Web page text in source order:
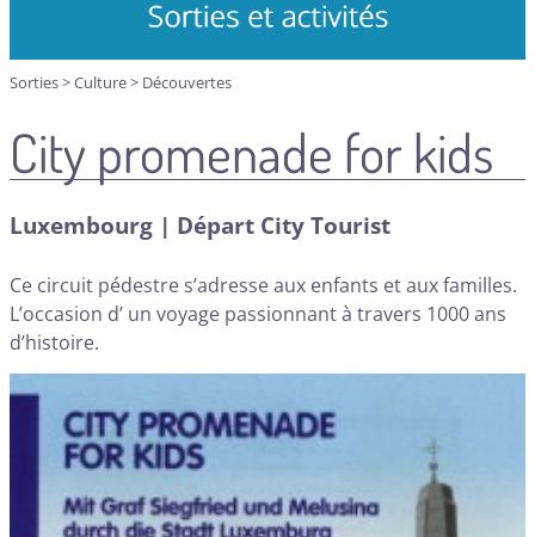
Sorties>Culture> Découvertes
City promenade for kids
Luxembourg | Départ City Tourist
Ce circuit pédestre s’adresse aux enfants et aux familles.
L’occasion d’ un voyage passionnant à travers 1000 ans
d’histoire.